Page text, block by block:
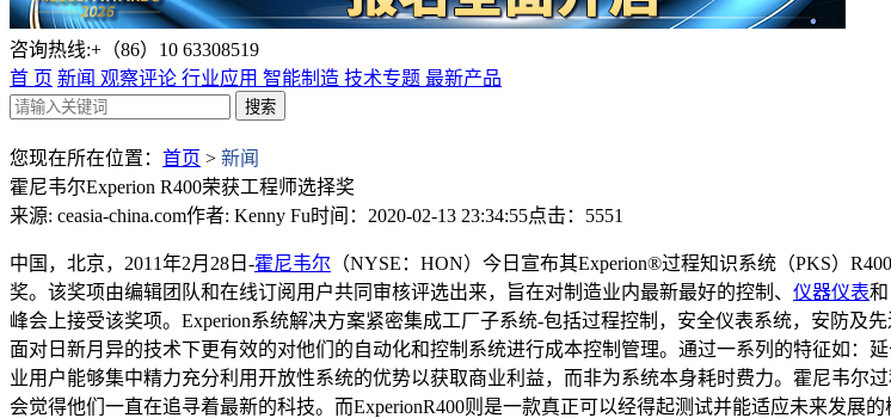
咨询热线:+（86）10 63308519
首 页 新闻 观察评论 行业应用 智能制造 技术专题 最新产品
您现在所在位置： 首页 > 新闻
霍尼韦尔Experion R400荣获工程师选择奖
来源: ceasia-china.com作者: Kenny Fu时间：2020-02-13 23:34:55点击：5551
中国，北京，2011年2月28日-霍尼韦尔 （NYSE：HON）今日宣布其Experion®过程知识系统（PKS）
奖。该奖项由编辑团队和在线订阅用户共同审核评选出来，旨在对制造业内最新最好的控制、 仪器仪表
峰会上接受该奖项。Experion系统解决方案紧密集成工厂子系统-包括过程控制，安全仪表系统，安防及
面对日新月异的技术下更有效的对他们的自动化和控制系统进行成本控制管理。通过一系列的特征如：
业用户能够集中精力充分利用开放性系统的优势以获取商业利益，而非为系统本身耗时费力。霍尼韦尔
会觉得他们一直在追寻着最新的科技。而ExperionR400则是一款真正可以经得起测试并能适应未来发展